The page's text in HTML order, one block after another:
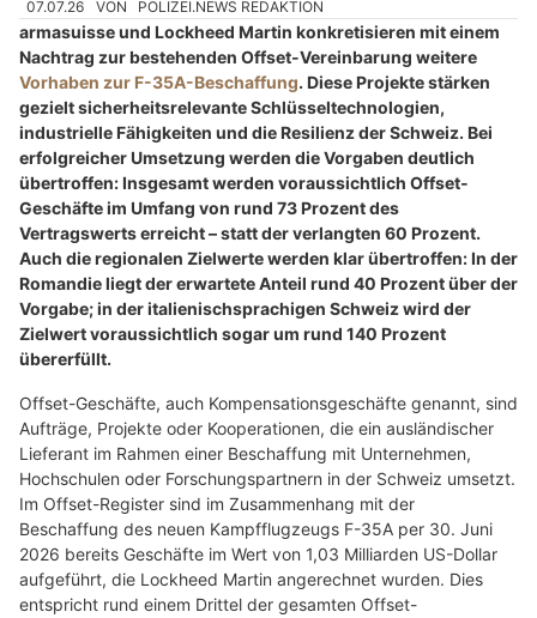
07.07.26 VON POLIZEI.NEWS REDAKTION
armasuisse und Lockheed Martin konkretisieren mit einem
Nachtrag zur bestehenden Offset-Vereinbarung weitere
Vorhaben zur F-35A-Beschaffung. Diese Projekte stärken
gezielt sicherheitsrelevante Schlüsseltechnologien,
industrielle Fähigkeiten und die Resilienz der Schweiz. Bei
erfolgreicher Umsetzung werden die Vorgaben deutlich
übertroffen: Insgesamt werden voraussichtlich Offset-
Geschäfte im Umfang von rund 73 Prozent des
Vertragswerts erreicht – statt der verlangten 60 Prozent.
Auch die regionalen Zielwerte werden klar übertroffen: In der
Romandie liegt der erwartete Anteil rund 40 Prozent über der
Vorgabe; in der italienischsprachigen Schweiz wird der
Zielwert voraussichtlich sogar um rund 140 Prozent
übererfüllt.
Offset-Geschäfte, auch Kompensationsgeschäfte genannt, sind
Aufträge, Projekte oder Kooperationen, die ein ausländischer
Lieferant im Rahmen einer Beschaffung mit Unternehmen,
Hochschulen oder Forschungspartnern in der Schweiz umsetzt.
Im Offset-Register sind im Zusammenhang mit der
Beschaffung des neuen Kampfflugzeugs F-35A per 30. Juni
2026 bereits Geschäfte im Wert von 1,03 Milliarden US-Dollar
aufgeführt, die Lockheed Martin angerechnet wurden. Dies
entspricht rund einem Drittel der gesamten Offset-